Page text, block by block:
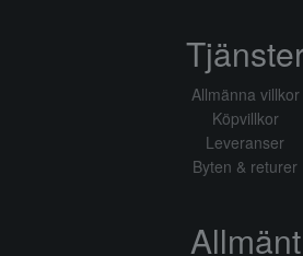
Allmänna villkor
Köpvillkor
Leveranser
Byten & returer
Allmänt